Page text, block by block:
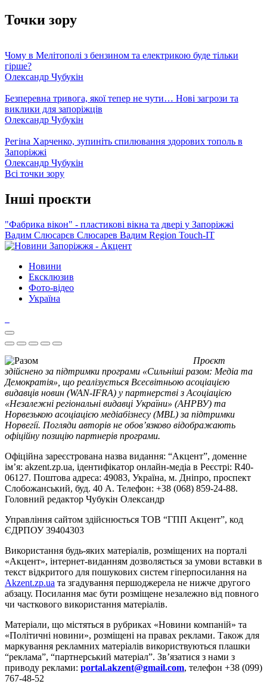
Точки зору
Чому в Мелітополі з бензином та електрикою буде тільки
гірше?
Олександр Чубукін
Безперевна тривога, якої тепер не чути… Нові загрози та
виклики для запоріжців
Олександр Чубукін
Регіна Харченко, зупиніть спилювання здорових тополь в
Запоріжжі
Олександр Чубукін
Всі точки зору
Інші проєкти
"Фабрика вікон" - пластикові вікна та двері у Запоріжжі
Вадим Слюсарєв Слюсарев Вадим Region Touch-IT
Новини
Ексклюзив
Фото-відео
Україна
Проєкт
здійснено за підтримки програми «Сильніші разом: Медіа та
Демократія», що реалізується Всесвітньою асоціацією
видавців новин (WAN-IFRA) у партнерстві з Асоціацією
«Незалежні регіональні видавці України» (АНРВУ) та
Норвезькою асоціацією медіабізнесу (MBL) за підтримки
Норвегії. Погляди авторів не обов’язково відображають
офіційну позицію партнерів програми.
Офіційна зареєстрована назва видання: “Акцент”, доменне
ім’я: akzent.zp.ua, ідентифікатор онлайн-медіа в Реєстрі: R40-
06127. Поштова адреса: 49083, Україна, м. Дніпро, проспект
Слобожанський, буд. 40 А. Телефон: +38 (068) 859-24-88.
Головний редактор Чубукін Олександр
Управління сайтом здійснюється ТОВ “ГПП Акцент”, код
ЄДРПОУ 39404303
Використання будь-яких матеріалів, розміщених на порталі
«Акцент», інтернет-виданням дозволяється за умови вставки в
текст відкритого для пошукових систем гіперпосилання на
Akzent.zp.ua та згадування першоджерела не нижче другого
абзацу. Посилання має бути розміщене незалежно від повного
чи часткового використання матеріалів.
Матеріали, що містяться в рубриках «Новини компаній» та
«Політичні новини», розміщені на правах реклами. Також для
маркування рекламних матеріалів використвуються плашки
“реклама”, “партнерський матеріал”. Зв’язатися з нами з
приводу реклами: portal.akzent@gmail.com, телефон +38 (099)
767-48-52